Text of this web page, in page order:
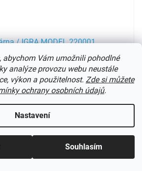
abychom Vám umožnili pohodlné
analýze provozu webu neustále
výkon a použitelnost. Zde si můžete
ochrany osobních údajů.
Nastavení
Souhlasím
/ IGRA MODEL 220001
Dodání do 4-7 dnů
Do košíku